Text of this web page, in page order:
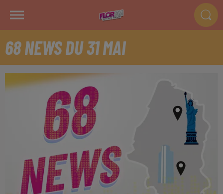
68 NEWS DU 31 MAI